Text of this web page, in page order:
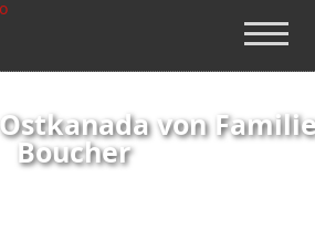
von
Boucher